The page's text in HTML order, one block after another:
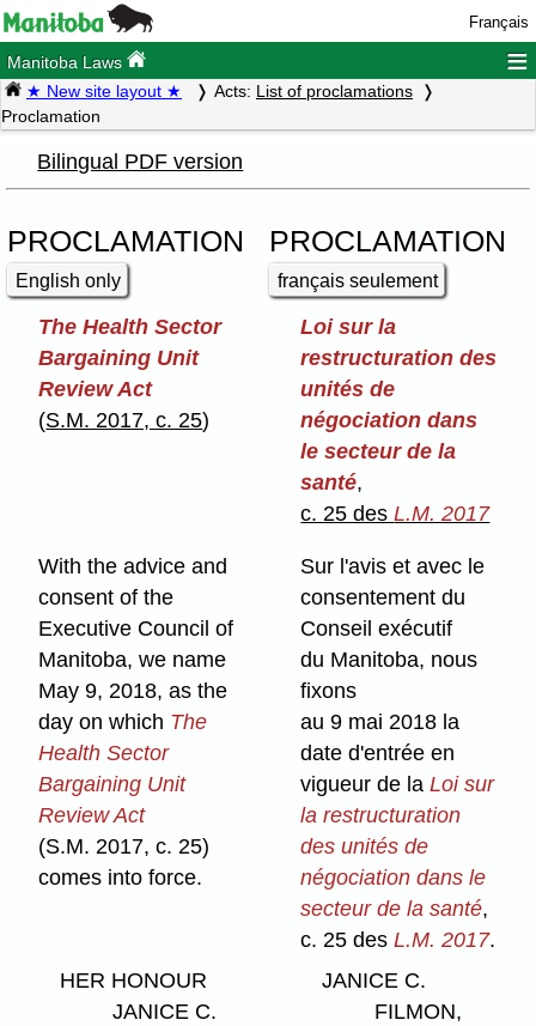
Français
Manitoba Laws ≡
★ New site layout ★ Acts: List of proclamations
Proclamation
Bilingual PDF version
PROCLAMATION
English only
PROCLAMATION
français seulement
The Health Sector
Bargaining Unit
Review Act
(S.M. 2017, c. 25)
Loi sur la
restructuration des
unités de
négociation dans
le secteur de la
santé,
c. 25 desL.M. 2017
With the advice and
consent of the
Executive Council of
Manitoba, we name
May 9, 2018, as the
day on which The
Health Sector
Bargaining Unit
Review Act
(S.M. 2017, c. 25)
comes into force.
Sur l'avis et avec le
consentement du
Conseil exécutif
du Manitoba, nous
fixons
au 9 mai 2018 la
date d'entrée en
vigueur de laLoi sur
la restructuration
des unités de
négociation dans le
secteur de la santé,
c. 25 desL.M. 2017.
HER HONOUR
JANICE C.
JANICE C.
FILMON,